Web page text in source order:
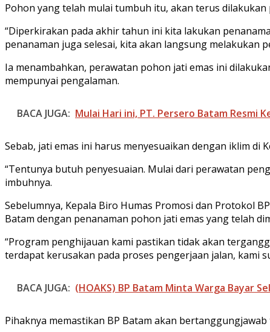
Pohon yang telah mulai tumbuh itu, akan terus
“Diperkirakan pada akhir tahun ini kita lakukan
penanaman juga selesai, kita akan langsung melakukan
Ia menambahkan, perawatan pohon jati emas ini
mempunyai pengalaman.
BACA JUGA: Mulai Hari ini, PT. Persero Batam Resmi
Sebab, jati emas ini harus menyesuaikan dengan iklim di
“Tentunya butuh penyesuaian. Mulai dari perawatan
imbuhnya.
Sebelumnya, Kepala Biro Humas Promosi dan Protokol
Batam dengan penanaman pohon jati emas yang telah
“Program penghijauan kami pastikan tidak akan
terdapat kerusakan pada proses pengerjaan jalan, kami
BACA JUGA: (HOAKS) BP Batam Minta Warga Bayar
Pihaknya memastikan BP Batam akan